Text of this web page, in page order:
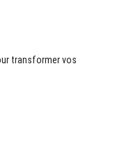
transformer vos